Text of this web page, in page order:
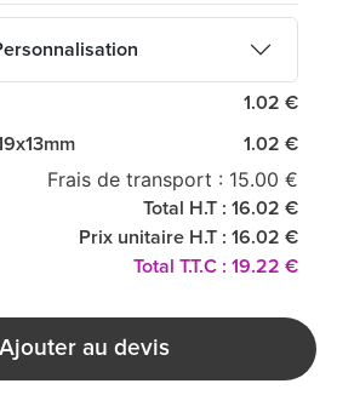
1.02 €
1.02 €
Frais de transport : 15.00 €
Total H.T : 16.02 €
Prix unitaire H.T : 16.02 €
Total T.T.C : 19.22 €
Ajouter au devis